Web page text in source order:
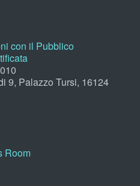
con il Pubblico
9, Palazzo Tursi, 16124
Room